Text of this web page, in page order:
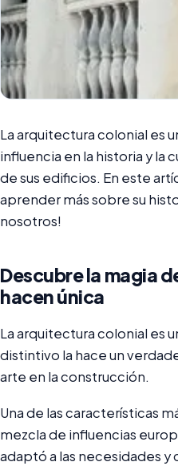
La arquitectura colonial es
influencia en la historia y la
de sus edificios. En este
aprender más sobre su
nosotros!
Descubre la magia
hacen única
La arquitectura colonial es
distintivo la hace un
arte en la construcción.
Una de las características
mezcla de influencias
adaptó a las necesidades